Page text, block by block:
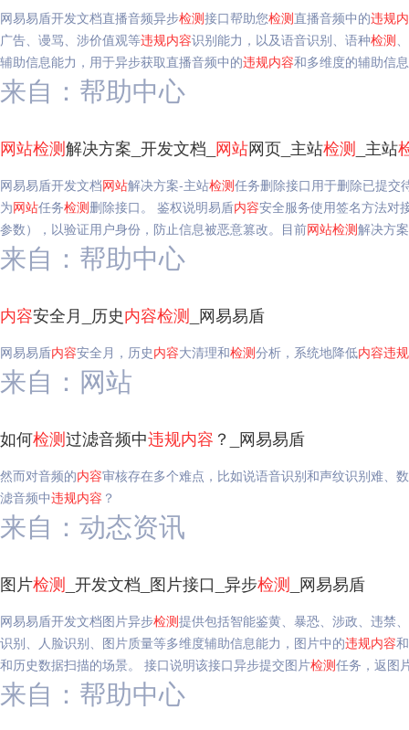
网易易盾开发文档直播音频异步检测接口帮助您检测直播音频中的违规
广告、谩骂、涉价值观等违规内容识别能力，以及语音识别、语种检测
辅助信息能力，用于异步获取直播音频中的违规内容和多维度的辅助信
来自：帮助中心
网站检测解决方案_开发文档_ 网站网页_主站检测 _主站
网易易盾开发文档网站解决方案-主站检测任务删除接口用于删除已提交
为网站任务检测删除接口。 鉴权说明易盾内容安全服务使用签名方法对
参数），以验证用户身份，防止信息被恶意篡改。目前网站检测解决方
来自：帮助中心
内容安全月_历史内容检测 _网易易盾
网易易盾内容安全月，历史内容大清理和检测分析，系统地降低内容违规
来自：网站
如何检测过滤音频中违规内容 ？_网易易盾
然而对音频的内容审核存在多个难点，比如说语音识别和声纹识别难、
滤音频中违规内容 ？
来自：动态资讯
图片检测 _开发文档_图片接口_异步检测 _网易易盾
网易易盾开发文档图片异步检测提供包括智能鉴黄、暴恐、涉政、违禁
识别、人脸识别、图片质量等多维度辅助信息能力，图片中的违规内容
和历史数据扫描的场景。 接口说明该接口异步提交图片检测任务，返图
来自：帮助中心